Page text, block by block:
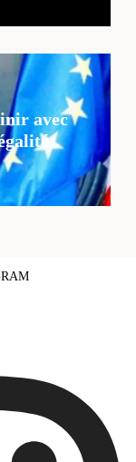
avec